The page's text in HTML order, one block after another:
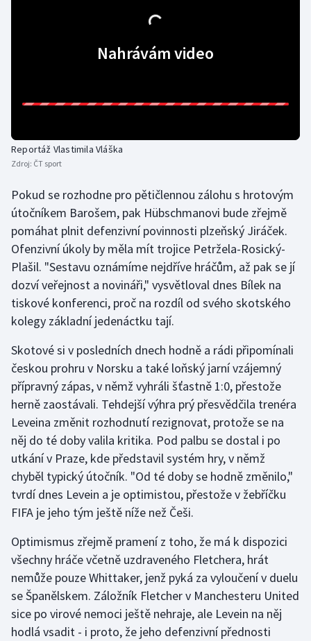
Nahrávám video
Reportáž Vlastimila Vláška
Zdroj: ČT sport
Pokud se rozhodne pro pětičlennou zálohu s hrotovým
útočníkem Barošem, pak Hübschmanovi bude zřejmě
pomáhat plnit defenzivní povinnosti plzeňský Jiráček.
Ofenzivní úkoly by měla mít trojice Petržela-Rosický-
Plašil. "Sestavu oznámíme nejdříve hráčům, až pak se jí
dozví veřejnost a novináři," vysvětloval dnes Bílek na
tiskové konferenci, proč na rozdíl od svého skotského
kolegy základní jedenáctku tají.
Skotové si v posledních dnech hodně a rádi připomínali
českou prohru v Norsku a také loňský jarní vzájemný
přípravný zápas, v němž vyhráli šťastně 1:0, přestože
herně zaostávali. Tehdejší výhra prý přesvědčila trenéra
Leveina změnit rozhodnutí rezignovat, protože se na
něj do té doby valila kritika. Pod palbu se dostal i po
utkání v Praze, kde představil systém hry, v němž
chyběl typický útočník. "Od té doby se hodně změnilo,"
tvrdí dnes Levein a je optimistou, přestože v žebříčku
FIFA je jeho tým ještě níže než Češi.
Optimismus zřejmě pramení z toho, že má k dispozici
všechny hráče včetně uzdraveného Fletchera, hrát
nemůže pouze Whittaker, jenž pyká za vyloučení v duelu
se Španělskem. Záložník Fletcher v Manchesteru United
sice po virové nemoci ještě nehraje, ale Levein na něj
hodlá vsadit - i proto, že jeho defenzivní přednosti